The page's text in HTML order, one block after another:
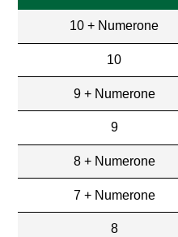
10 + Numerone
10
9 + Numerone
9
8 + Numerone
7 + Numerone
8